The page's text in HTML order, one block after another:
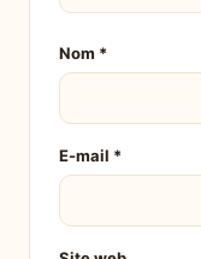
Nom *
E-mail *